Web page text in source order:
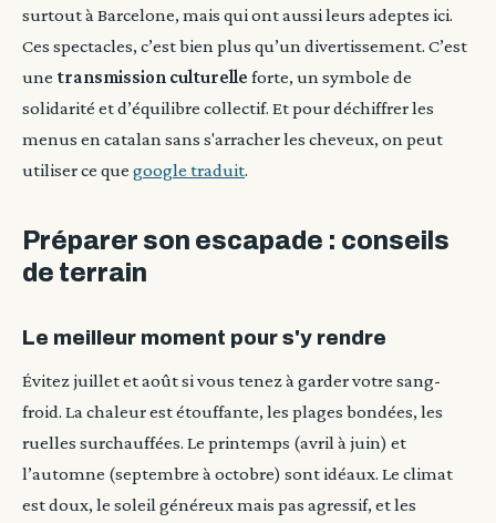
surtout à Barcelone, mais qui ont aussi leurs adeptes ici.
Ces spectacles, c’est bien plus qu’un divertissement. C’est
une transmission culturelle forte, un symbole de
solidarité et d’équilibre collectif. Et pour déchiffrer les
menus en catalan sans s'arracher les cheveux, on peut
utiliser ce que google traduit.
Préparer son escapade : conseils
de terrain
Le meilleur moment pour s'y rendre
Évitez juillet et août si vous tenez à garder votre sang-
froid. La chaleur est étouffante, les plages bondées, les
ruelles surchauffées. Le printemps (avril à juin) et
l’automne (septembre à octobre) sont idéaux. Le climat
est doux, le soleil généreux mais pas agressif, et les